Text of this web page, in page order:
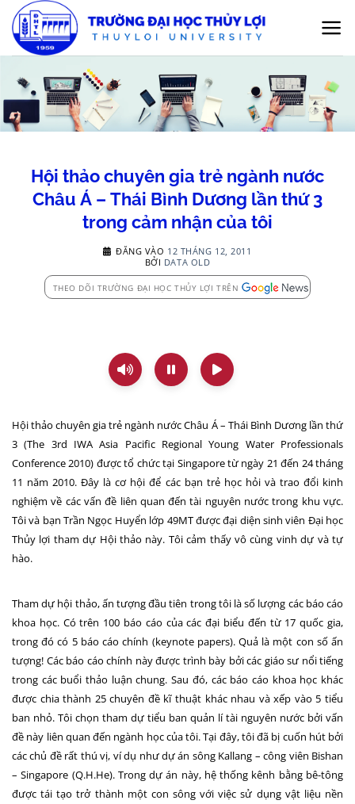
qua
nội
Hội thảo chuyên gia trẻ ngành nước
Châu Á – Thái Bình Dương lần thứ 3
trong cảm nhận của tôi
ĐĂNG VÀO 12 THÁNG 12, 2011
BỞI DATA OLD
THEO DÕI TRƯỜNG ĐẠI HỌC THỦY LỢI TRÊN
Hội thảo chuyên gia trẻ ngành nước Châu Á – Thái Bình Dương lần thứ
3 (The 3rd IWA Asia Pacific Regional Young Water Professionals
Conference 2010) được tổ chức tại Singaporetừ ngày 21 đến 24 tháng
11 năm 2010. Đây là cơ hội để các bạn trẻ học hỏi và trao đổi kinh
nghiệm về các vấn đề liên quan đến tài nguyên nước trong khu vực.
Tôi và bạn Trần Ngọc Huyển lớp 49MT được đại diện sinh viên Đại học
Thủy lợi tham dự Hội thảo này. Tôi cảm thấy vô cùng vinh dự và tự
hào.
Tham dự hội thảo, ấn tượng đầu tiên trong tôi là số lượng các báo cáo
khoa học. Có trên 100 báo cáo của các đại biểu đến từ 17 quốc gia,
trong đó có 5 báo cáo chính (keynote papers). Quả là một con số ấn
tượng! Các báo cáo chính này được trình bày bởi các giáo sư nổi tiếng
trong các buổi thảo luận chung. Sau đó, các báo cáo khoa học khác
được chia thành 25 chuyên đề kĩ thuật khác nhau và xếp vào 5 tiểu
ban nhỏ. Tôi chọn tham dự tiểu ban quản lí tài nguyên nước bởi vấn
đề này liên quan đến ngành học của tôi. Tại đây, tôi đã bị cuốn hút bởi
các chủ đề rất thú vị, ví dụ như dự án sông Kallang – công viên Bishan
–Singapore (Q.H.He). Trong dự án này, hệ thống kênh bằng bê-tông
được tái tạo trở thành một con sông với việc sử dụng vật liệu nền